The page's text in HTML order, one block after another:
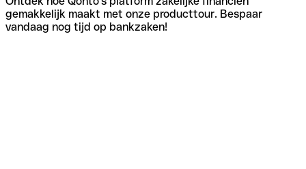
gemakkelijk maakt met onze producttour. Bespaar
vandaag nog tijd op bankzaken!